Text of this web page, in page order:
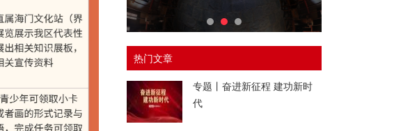
热门文章
专题丨奋进新征程 建功新时
代